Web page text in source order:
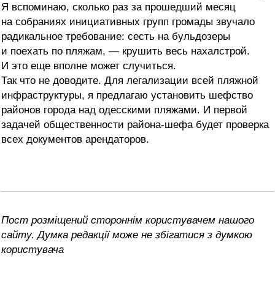
Я вспоминаю, сколько раз за прошедший месяц
на собраниях инициативных групп громады звучало
радикальное требование: сесть на бульдозеры
и поехать по пляжам, — крушить весь нахалстрой.
И это еще вполне может случиться.
Так что не доводите. Для легализации всей пляжной
инфраструктуры, я предлагаю установить шефство
районов города над одесскими пляжами. И первой
задачей общественности района-шефа будет проверка
всех документов арендаторов.
Пост розміщений стороннім користувачем нашого
сайту. Думка редакції може не збігатися з думкою
користувача